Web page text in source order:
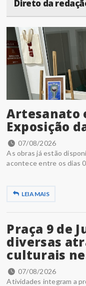
Direto da
Artesanato
Exposição
07/08/2026
As obras já estão
acontece entre os dias
LEIA MAIS
Praça 9 de
diversas
culturais
07/08/2026
Atividades integram a